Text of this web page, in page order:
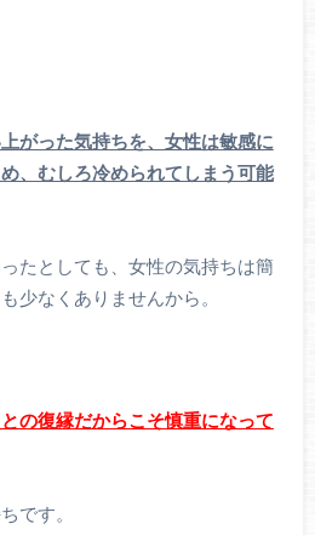
がった気持ちを、女性は敏感に
、むしろ冷められてしまう可能
たとしても、女性の気持ちは簡
少なくありませんから。
の復縁だからこそ慎重になって
です。